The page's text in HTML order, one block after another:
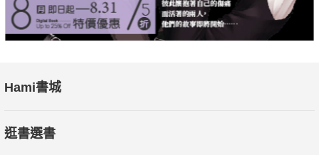
Hami書城
逛書選書